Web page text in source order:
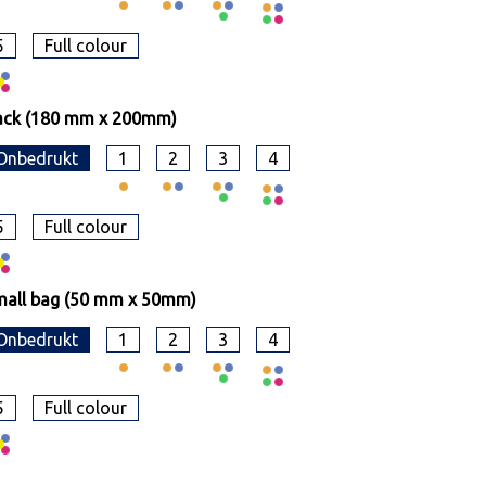
Full colour
(180 mm x 200mm)
1 2 3 4
Full colour
bag (50 mm x 50mm)
1 2 3 4
Full colour